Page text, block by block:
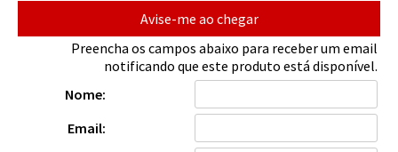
Avise-me ao chegar
Preencha os campos abaixo para receber um email
notificando que este produto está disponível.
Nome:
Email: